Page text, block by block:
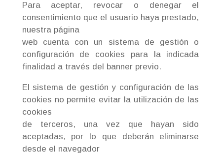
Para aceptar, revocar o denegar el
consentimiento que el usuario haya prestado,
nuestra página
web cuenta con un sistema de gestión o
configuración de cookies para la indicada
finalidad a través del banner previo.
El sistema de gestión y configuración de las
cookies no permite evitar la utilización de las
cookies
de terceros, una vez que hayan sido
aceptadas, por lo que deberán eliminarse
desde el navegador